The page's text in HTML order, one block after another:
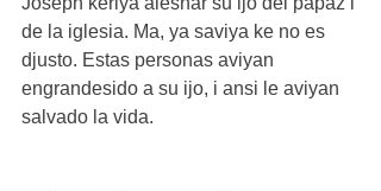
de la iglesia. Ma, ya saviya ke no es
djusto. Estas personas aviyan
engrandesido a su ijo, i ansi le aviyan
salvado la vida.